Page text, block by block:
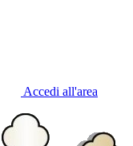
Accedi all'area